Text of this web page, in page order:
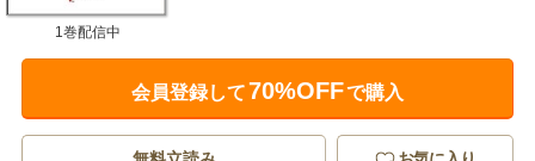
1巻配信中
会員登録して70%OFFで購入